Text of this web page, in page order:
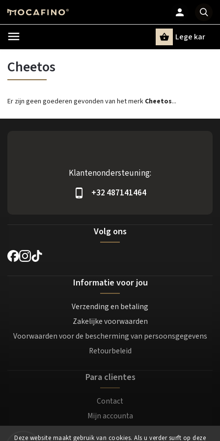
Deze website maakt gebruik van cookies. Als u verder surft op deze
Lege kar
Cheetos
Er zijn geen goederen gevonden van het merk Cheetos...
Klantenondersteuning:
+32 487141464
Volg ons
Informatie voor jou
Verzending en betaling
Zakelijke voorwaarden
Voorwaarden voor de bescherming van persoonsgegevens
Retourbeleid
Para clientes
Contact
Mijn accounta